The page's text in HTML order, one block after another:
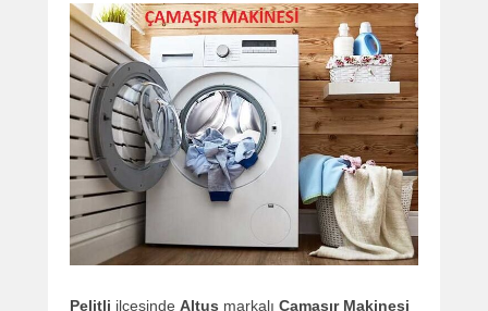
Pelitli ilçesinde Altus markalı Çamaşır Makinesi